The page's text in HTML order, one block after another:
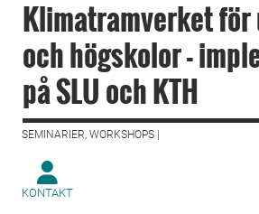
Klimatramverket
och högskolor -
på SLU och KTH
SEMINARIER, WORKSHOPS |
KONTAKT